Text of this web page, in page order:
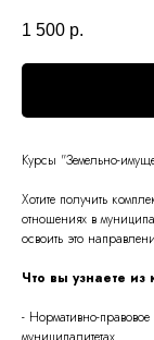
1 500 р.
Курсы "Земельно-
Хотите получить
отношениях в
освоить это
Что вы узнаете из
- Нормативно-